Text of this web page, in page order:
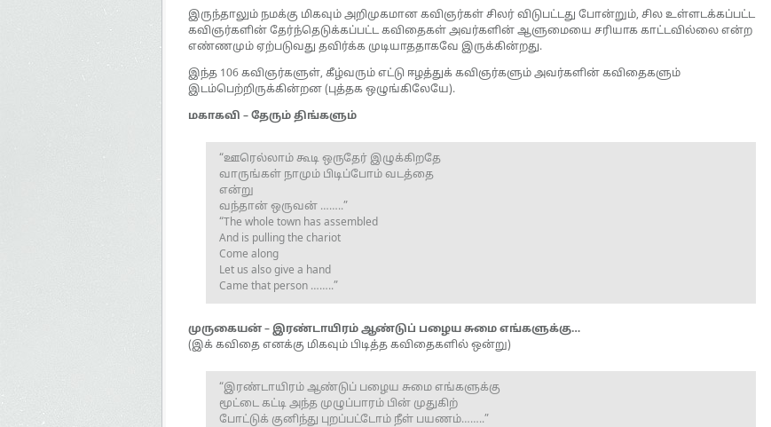
இருந்தாலும் நமக்கு மிகவும் அறிமுகமான கவிஞர்கள் சிலர் விடுபட்டது போன்றும், சில உள்ளடக்கப்பட்ட
கவிஞர்களின் தேர்ந்தெடுக்கப்பட்ட கவிதைகள் அவர்களின் ஆளுமையை சரியாக காட்டவில்லை என்ற
எண்ணமும் ஏற்படுவது தவிர்க்க முடியாததாகவே இருக்கின்றது.
இந்த 106 கவிஞர்களுள், கீழ்வரும் எட்டு ஈழத்துக் கவிஞர்களும் அவர்களின் கவிதைகளும்
இடம்பெற்றிருக்கின்றன (புத்தக ஒழுங்கிலேயே).
மகாகவி – தேரும் திங்களும்
“ஊரெல்லாம் கூடி ஒருதேர் இழுக்கிறதே
வாருங்கள் நாமும் பிடிப்போம் வடத்தை
என்று
வந்தான் ஒருவன் ……..”
“The whole town has assembled
And is pulling the chariot
Come along
Let us also give a hand
Came that person ……..”
முருகையன் – இரண்டாயிரம் ஆண்டுப் பழைய சுமை எங்களுக்கு…
(இக் கவிதை எனக்கு மிகவும் பிடித்த கவிதைகளில் ஒன்று)
“இரண்டாயிரம் ஆண்டுப் பழைய சுமை எங்களுக்கு
மூட்டை கட்டி அந்த முழுப்பாரம் பின் முதுகிற்
போட்டுக் குனிந்து புறப்பட்டோம் நீள் பயணம்……..”